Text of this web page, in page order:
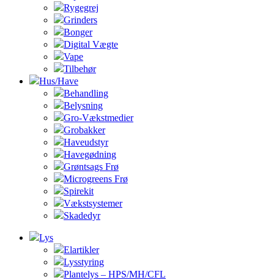
Rygegrej
Grinders
Bonger
Digital Vægte
Vape
Tilbehør
Hus/Have
Behandling
Belysning
Gro-Vækstmedier
Grobakker
Haveudstyr
Havegødning
Grøntsags Frø
Microgreens Frø
Spirekit
Vækstsystemer
Skadedyr
Lys
Elartikler
Lysstyring
Plantelys – HPS/MH/CFL